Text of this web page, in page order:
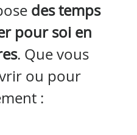
des temps
pour soi en
. Que vous
ou pour
: